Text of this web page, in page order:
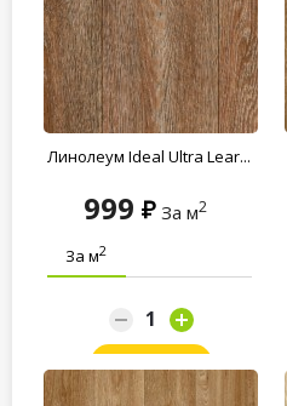
Линолеум Ideal Ultra Lear...
999 За м2
За м2
Заказать